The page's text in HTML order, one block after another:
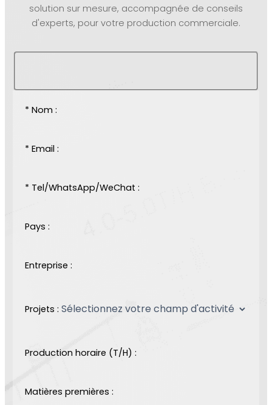
solution sur mesure, accompagnée de conseils
d'experts, pour votre production commerciale.
* Nom :
* Email :
* Tel/WhatsApp/WeChat :
Pays :
Entreprise :
Projets :
Production horaire (T/H) :
Matières premières :